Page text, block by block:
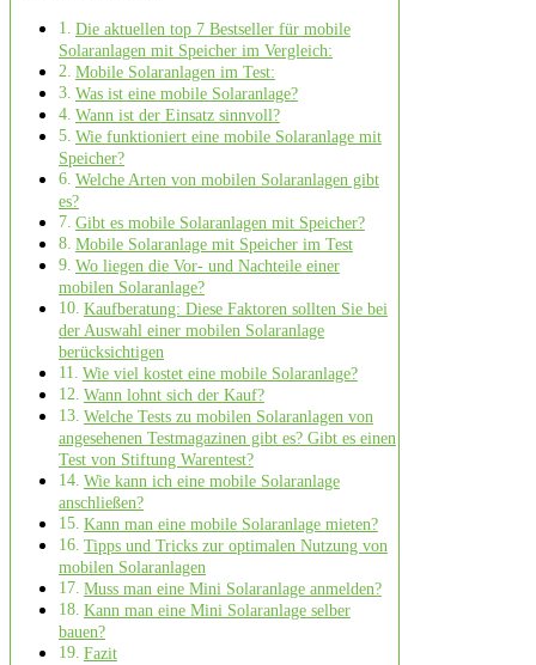
Die aktuellen top 7 Bestseller für mobile
Solaranlagen mit Speicher im Vergleich:
Mobile Solaranlagen im Test:
Was ist eine mobile Solaranlage?
Wann ist der Einsatz sinnvoll?
Wie funktioniert eine mobile Solaranlage mit
Speicher?
Welche Arten von mobilen Solaranlagen gibt
es?
Gibt es mobile Solaranlagen mit Speicher?
Mobile Solaranlage mit Speicher im Test
Wo liegen die Vor- und Nachteile einer
mobilen Solaranlage?
Kaufberatung: Diese Faktoren sollten Sie bei
der Auswahl einer mobilen Solaranlage
berücksichtigen
Wie viel kostet eine mobile Solaranlage?
Wann lohnt sich der Kauf?
Welche Tests zu mobilen Solaranlagen von
angesehenen Testmagazinen gibt es? Gibt es einen
Test von Stiftung Warentest?
Wie kann ich eine mobile Solaranlage
anschließen?
Kann man eine mobile Solaranlage mieten?
Tipps und Tricks zur optimalen Nutzung von
mobilen Solaranlagen
Muss man eine Mini Solaranlage anmelden?
Kann man eine Mini Solaranlage selber
bauen?
Fazit